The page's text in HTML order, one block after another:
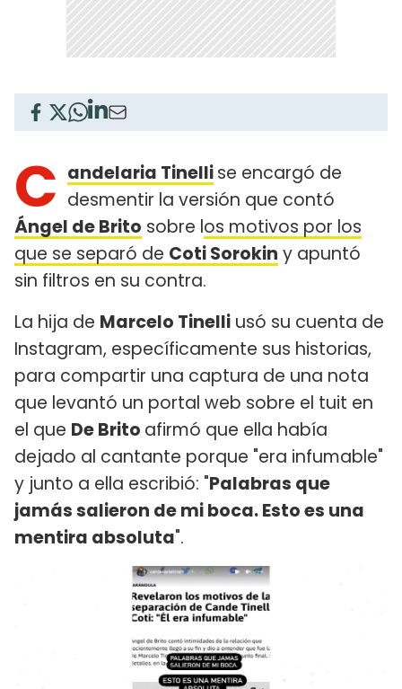
C andelaria Tinellise encargó de
desmentir la versión que contó
Ángel de Brito sobre los motivos por los
que se separó de Coti Sorokin y apuntó
sin filtros en su contra.
La hija de Marcelo Tinelli usó su cuenta de
Instagram, específicamente sus historias,
para compartir una captura de una nota
que levantó un portal web sobre el tuit en
el que De Brito afirmó que ella había
dejado al cantante porque "era infumable"
y junto a ella escribió: "Palabras que
jamás salieron de mi boca. Esto es una
mentira absoluta".